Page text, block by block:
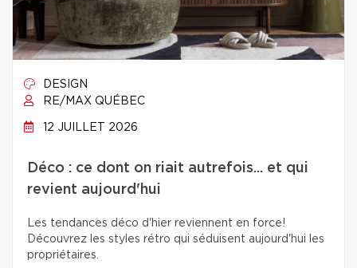
DESIGN
RE/MAX QUÉBEC
12 JUILLET 2026
Déco : ce dont on riait autrefois... et qui
revient aujourd'hui
Les tendances déco d'hier reviennent en force!
Découvrez les styles rétro qui séduisent aujourd'hui les
propriétaires.